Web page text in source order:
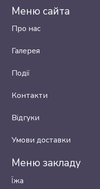
Меню сайта
Про нас
Галерея
Події
Контакти
Відгуки
Умови доставки
Меню закладу
Їжа